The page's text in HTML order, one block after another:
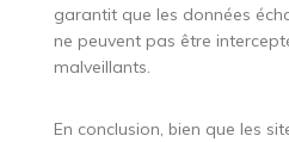
garantit que les données
ne peuvent pas être
malveillants.
En conclusion, bien que les